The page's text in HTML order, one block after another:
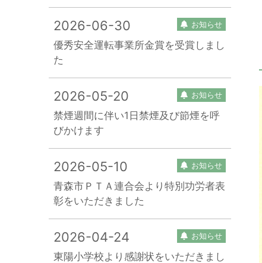
2026-06-30 お知らせ
優秀安全運転事業所金賞を受賞しまし
た
2026-05-20 お知らせ
禁煙週間に伴い1日禁煙及び節煙を呼
びかけます
2026-05-10 お知らせ
青森市ＰＴＡ連合会より特別功労者表
彰をいただきました
2026-04-24 お知らせ
東陽小学校より感謝状をいただきまし